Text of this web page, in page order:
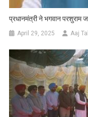
प्रधानमंत्री ने भगवान परशुराम
April 29, 2025 Aaj